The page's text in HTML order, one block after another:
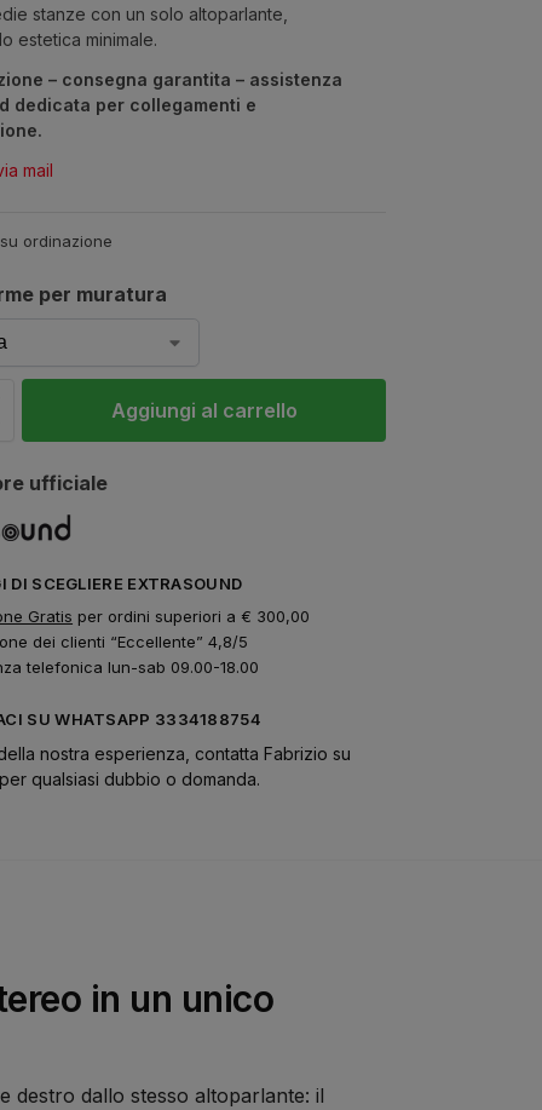
stanze con un solo altoparlante,
estetica minimale.
– consegna garantita – assistenza
dedicata per collegamenti e
mail
ordinazione
per muratura
Aggiungi al carrello
ufficiale
DI SCEGLIERE EXTRASOUND
Gratis per ordini superiori a € 300,00
dei clienti “Eccellente” 4,8/5
telefonica lun-sab 09.00-18.00
SU WHATSAPP 3334188754
nostra esperienza, contatta Fabrizio su
qualsiasi dubbio o domanda.
in un unico
destro dallo stesso altoparlante: il